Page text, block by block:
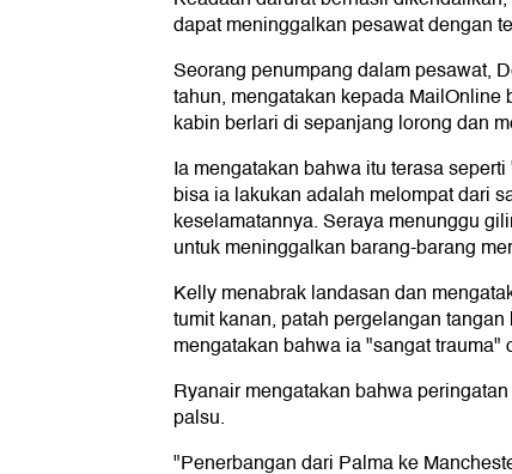
dapat meninggalkan pesawat dengan
Seorang penumpang dalam pesawat,
tahun, mengatakan kepada
kabin berlari di sepanjang lorong dan
Ia mengatakan bahwa itu terasa
bisa ia lakukan adalah melompat dari
keselamatannya. Seraya menunggu
untuk meninggalkan barang-barang
Kelly menabrak landasan dan
tumit kanan, patah pergelangan
mengatakan bahwa ia "sangat trauma"
Ryanair mengatakan bahwa
palsu.
"Penerbangan dari Palma ke